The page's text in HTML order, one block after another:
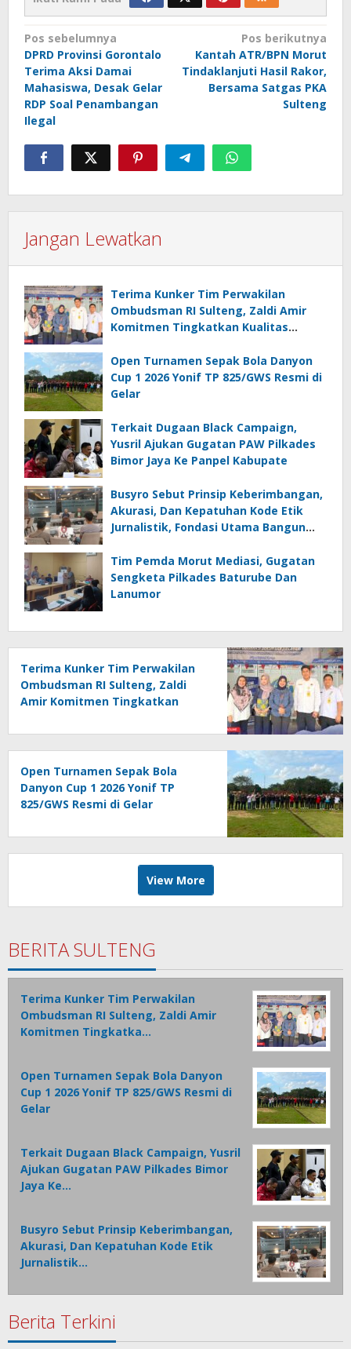
Navigasi
pos
Pos sebelumnya
DPRD Provinsi Gorontalo
Terima Aksi Damai
Mahasiswa, Desak Gelar
RDP Soal Penambangan
Ilegal
Pos berikutnya
Kantah ATR/BPN Morut
Tindaklanjuti Hasil Rakor,
Bersama Satgas PKA
Sulteng
Jangan Lewatkan
Terima Kunker Tim Perwakilan
Ombudsman RI Sulteng, Zaldi Amir
Komitmen Tingkatkan Kualitas
Mal Administrasi
Open Turnamen Sepak Bola Danyon
Cup 1 2026 Yonif TP 825/GWS Resmi di
Gelar
Terkait Dugaan Black Campaign,
Yusril Ajukan Gugatan PAW Pilkades
Bimor Jaya Ke Panpel Kabupate
Busyro Sebut Prinsip Keberimbangan,
Akurasi, Dan Kepatuhan Kode Etik
Jurnalistik, Fondasi Utama Bangun
Tim Pemda Morut Mediasi, Gugatan
Sengketa Pilkades Baturube Dan
Lanumor
Terima Kunker Tim Perwakilan
Ombudsman RI Sulteng, Zaldi
Amir Komitmen Tingkatkan
Akuntabel Bebas Mal
Administrasi
Open Turnamen Sepak Bola
Danyon Cup 1 2026 Yonif TP
825/GWS Resmi di Gelar
View More
BERITA SULTENG
Terima Kunker Tim Perwakilan
Ombudsman RI Sulteng, Zaldi Amir
Komitmen Tingkatka…
Open Turnamen Sepak Bola Danyon
Cup 1 2026 Yonif TP 825/GWS Resmi di
Gelar
Terkait Dugaan Black Campaign, Yusril
Ajukan Gugatan PAW Pilkades Bimor
Jaya Ke…
Busyro Sebut Prinsip Keberimbangan,
Akurasi, Dan Kepatuhan Kode Etik
Jurnalistik…
Berita Terkini